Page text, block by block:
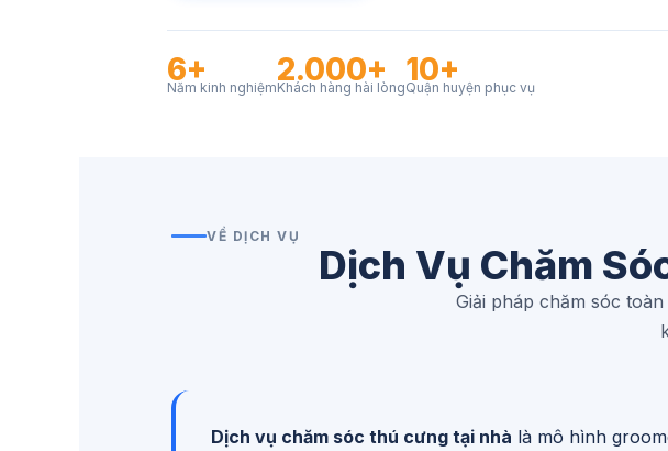
6+
Năm kinh nghiệm2.000+
Khách hàng hài lòng10+
Quận huyện phục vụ
VỀ DỊCH VỤ
Dịch Vụ Chăm
Giải pháp chăm sóc
Dịch vụ chăm sóc thú cưng tại nhà là mô hình